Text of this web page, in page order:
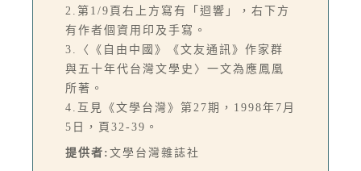
2.第1/9頁右上方寫有「迴響」，右下方
有作者個資用印及手寫。
3.〈《自由中國》《文友通訊》作家群
與五十年代台灣文學史〉一文為應鳳凰
所著。
4.互見《文學台灣》第27期，1998年7月
5日，頁32-39。
提供者: 文學台灣雜誌社